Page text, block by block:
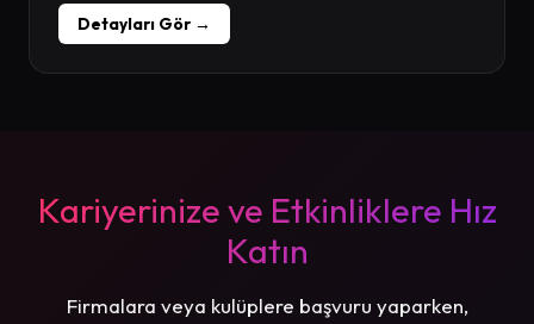
Detayları Gör →
Kariyerinize ve Etkinliklere Hız
Katın
Firmalara veya kulüplere başvuru yaparken,